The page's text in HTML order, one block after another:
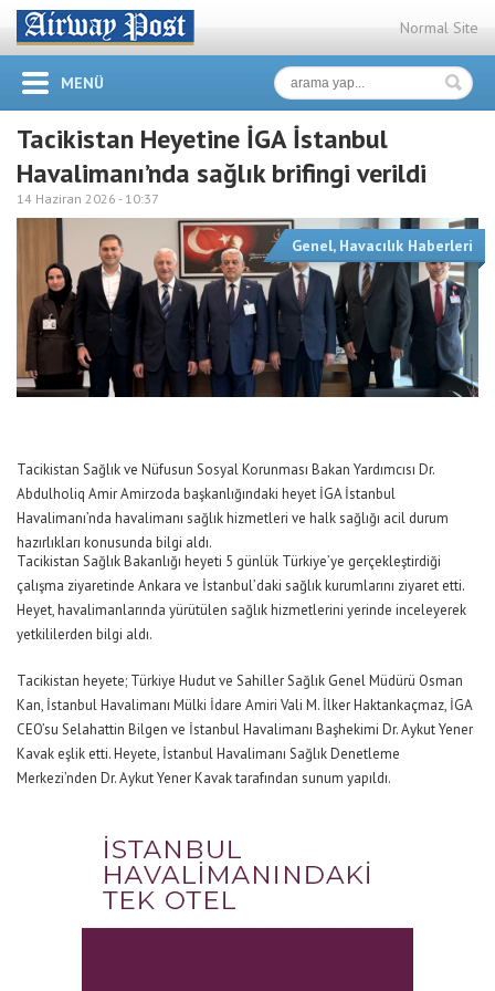
Normal Site
MENÜ
Tacikistan Heyetine İGA İstanbul
Havalimanı’nda sağlık brifingi verildi
14 Haziran 2026 - 10:37
Genel, Havacılık Haberleri
Tacikistan Sağlık ve Nüfusun Sosyal Korunması Bakan Yardımcısı Dr.
Abdulholiq Amir Amirzoda başkanlığındaki heyet İGA İstanbul
Havalimanı’nda havalimanı sağlık hizmetleri ve halk sağlığı acil durum
hazırlıkları konusunda bilgi aldı.
Tacikistan Sağlık Bakanlığı heyeti 5 günlük Türkiye’ye gerçekleştirdiği
çalışma ziyaretinde Ankara ve İstanbul’daki sağlık kurumlarını ziyaret etti.
Heyet, havalimanlarında yürütülen sağlık hizmetlerini yerinde inceleyerek
yetkililerden bilgi aldı.
Tacikistan heyete; Türkiye Hudut ve Sahiller Sağlık Genel Müdürü Osman
Kan, İstanbul Havalimanı Mülki İdare Amiri Vali M. İlker Haktankaçmaz, İGA
CEO’su Selahattin Bilgen ve İstanbul Havalimanı Başhekimi Dr. Aykut Yener
Kavak eşlik etti. Heyete, İstanbul Havalimanı Sağlık Denetleme
Merkezi’nden Dr. Aykut Yener Kavak tarafından sunum yapıldı.